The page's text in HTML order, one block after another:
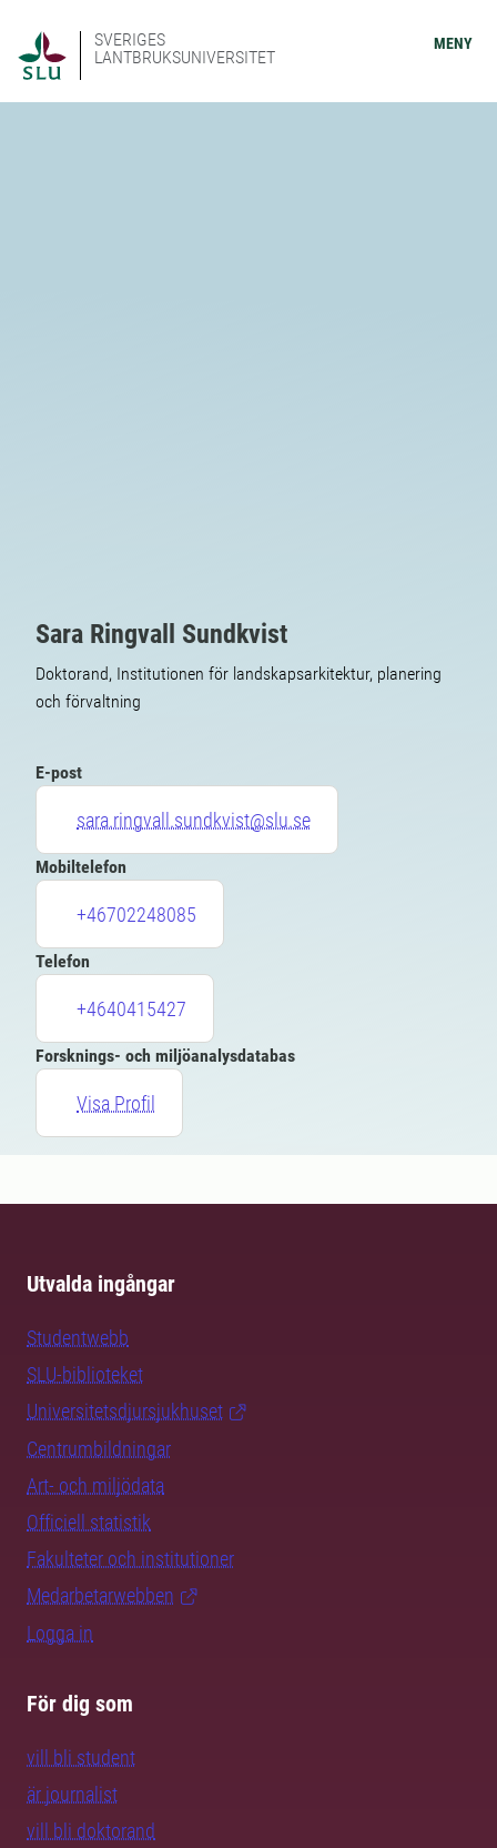
SVERIGES
LANTBRUKSUNIVERSITET
MENY
Sara Ringvall Sundkvist
Doktorand, Institutionen för landskapsarkitektur, planering
och förvaltning
E-post
sara.ringvall.sundkvist@slu.se
Mobiltelefon
+46702248085
Telefon
+4640415427
Forsknings- och miljöanalysdatabas
Visa Profil
Utvalda ingångar
Studentwebb
SLU-biblioteket
Universitetsdjursjukhuset
Centrumbildningar
Art- och miljödata
Officiell statistik
Fakulteter och institutioner
Medarbetarwebben
Logga in
För dig som
vill bli student
är journalist
vill bli doktorand